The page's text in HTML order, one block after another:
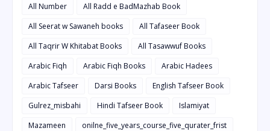
All Number
All Radd e BadMazhab Book
All Seerat w Sawaneh books
All Tafaseer Book
All Taqrir W Khitabat Books
All Tasawwuf Books
Arabic Fiqh
Arabic Fiqh Books
Arabic Hadees
Arabic Tafseer
Darsi Books
English Tafseer Book
Gulrez_misbahi
Hindi Tafseer Book
Islamiyat
Mazameen
onilne_five_years_course_five_qurater_frist